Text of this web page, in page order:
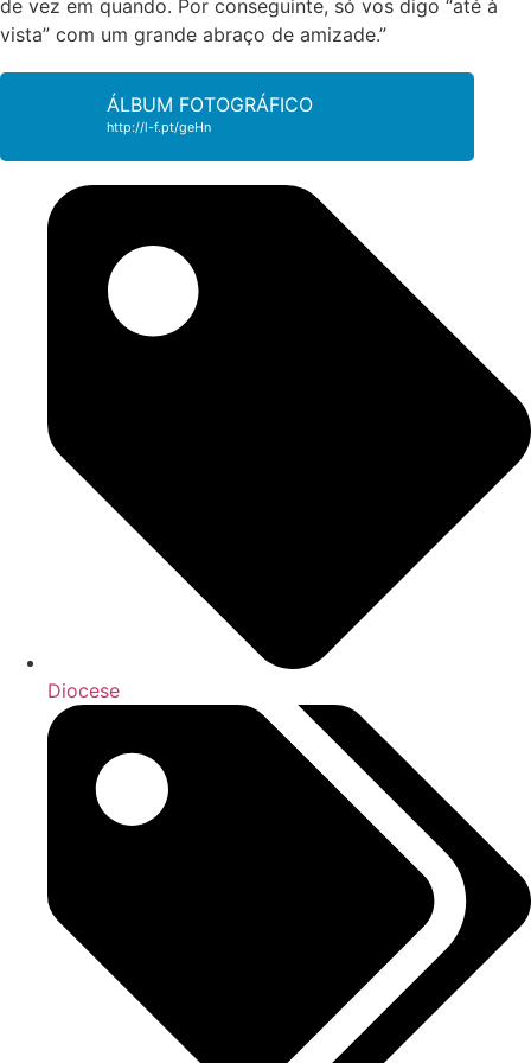
de vez em quando. Por conseguinte, só vos digo “até à
vista” com um grande abraço de amizade.”
ÁLBUM FOTOGRÁFICO
http://l-f.pt/geHn
Diocese